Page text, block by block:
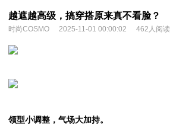
越遮越高级，搞穿搭原来真不看脸？
时尚COSMO 2025-11-01 00:00:02 462人阅读
领型小调整，气场大加持。